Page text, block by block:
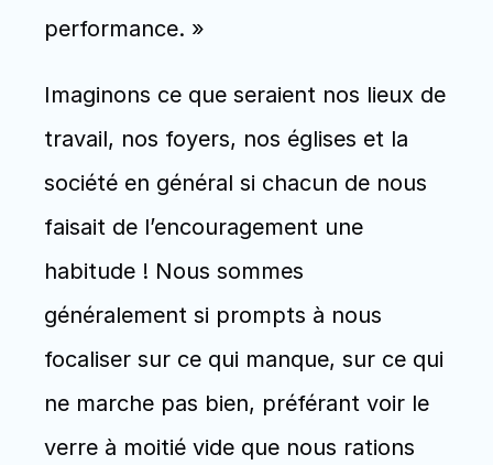
performance. »
Imaginons ce que seraient nos lieux de
travail, nos foyers, nos églises et la
société en général si chacun de nous
faisait de l’encouragement une
habitude ! Nous sommes
généralement si prompts à nous
focaliser sur ce qui manque, sur ce qui
ne marche pas bien, préférant voir le
verre à moitié vide que nous rations